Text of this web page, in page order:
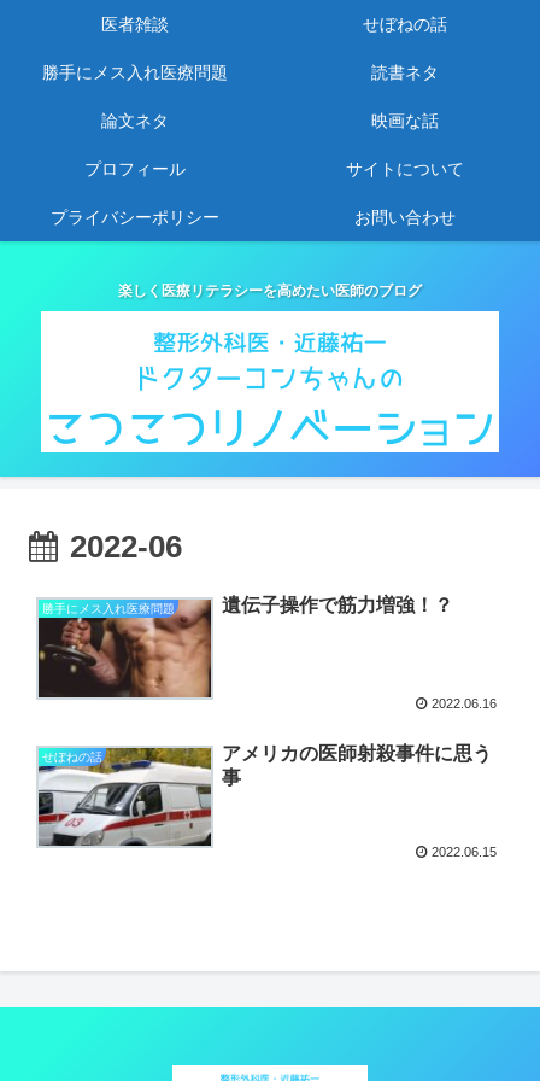
楽しく医療リテラシーを高めたい医師のブログ
医者雑談 せぼねの話
勝手にメス入れ医療問題 読書ネタ
論文ネタ 映画な話
プロフィール サイトについて
プライバシーポリシー お問い合わせ
2022-06
勝手にメス入れ医療問題 遺伝子操作で筋力増強！？
2022.06.16
せぼねの話
アメリカの医師射殺事件に思う
事
2022.06.15